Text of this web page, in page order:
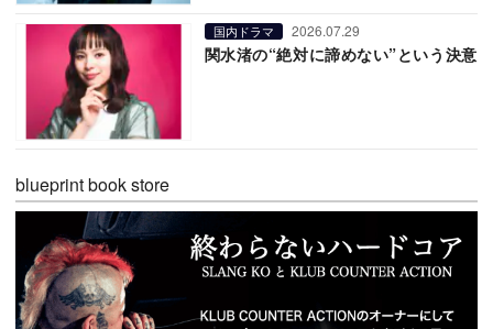
国内ドラマ 2026.07.29
関水渚の“絶対に諦めない”という決意
blueprint book store